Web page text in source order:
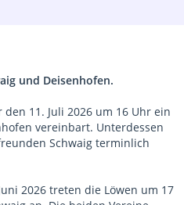
und Deisenhofen.
11. Juli 2026 um 16 Uhr ein
vereinbart. Unterdessen
Schwaig terminlich
2026 treten die Löwen um 17